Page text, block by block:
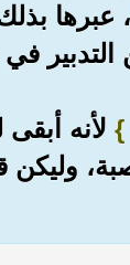
من
} لأنه أبقى
وليكن